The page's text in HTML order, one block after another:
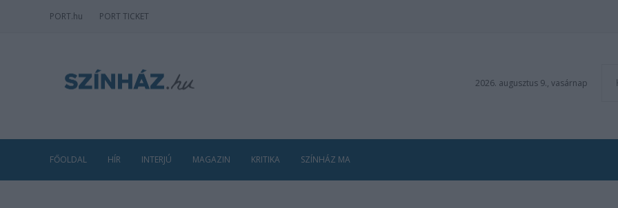
PORT.hu PORT TICKET
2026. augusztus 9., vasárnap
FŐOLDAL HÍR INTERJÚ MAGAZIN KRITIKA SZÍNHÁZ MA